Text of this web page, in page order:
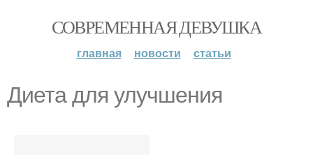
СОВРЕМЕННАЯ ДЕВУШКА
главная новости статьи
Диета для улучшения